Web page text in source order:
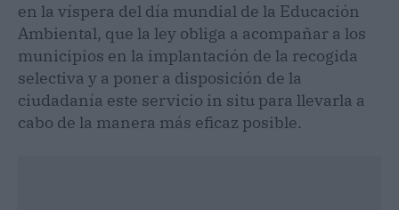
en la víspera del día mundial de la Educación
Ambiental, que la ley obliga a acompañar a los
municipios en la implantación de la recogida
selectiva y a poner a disposición de la
ciudadanía este servicio in situ para llevarla a
cabo de la manera más eficaz posible.